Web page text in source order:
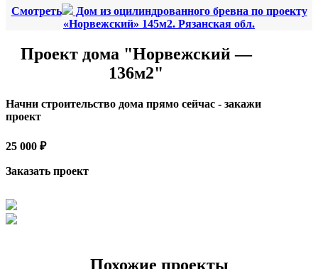
Смотреть
Дом из оцилиндрованного бревна по проекту
«Норвежский» 145м2. Рязанская обл.
Проект дома "Норвежский —
136м2"
Начни строительство дома прямо сейчас - закажи
проект
25 000 ₽
Заказать проект
Похожие проекты